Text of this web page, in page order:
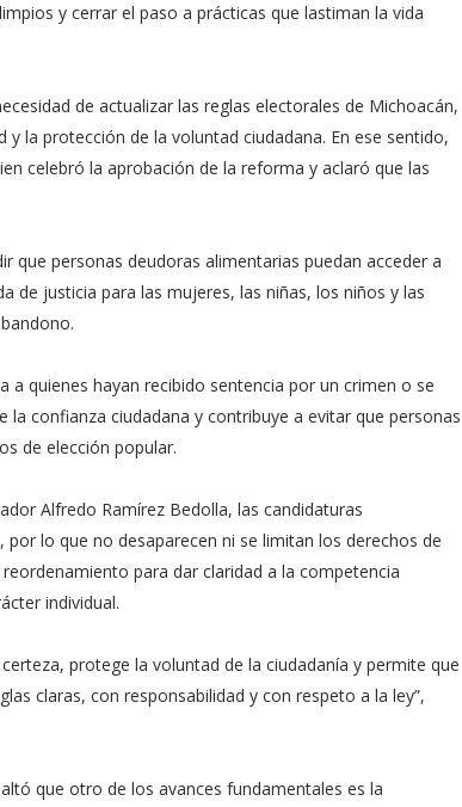
y cerrar el paso a prácticas que lastiman la vida
de actualizar las reglas electorales de Michoacán,
la protección de la voluntad ciudadana. En ese sentido,
celebró la aprobación de la reforma y aclaró que las
que personas deudoras alimentarias puedan acceder a
de justicia para las mujeres, las niñas, los niños y las
quienes hayan recibido sentencia por un crimen o se
confianza ciudadana y contribuye a evitar que personas
de elección popular.
Alfredo Ramírez Bedolla, las candidaturas
lo que no desaparecen ni se limitan los derechos de
para dar claridad a la competencia
individual.
protege la voluntad de la ciudadanía y permite que
claras, con responsabilidad y con respeto a la ley”,
que otro de los avances fundamentales es la